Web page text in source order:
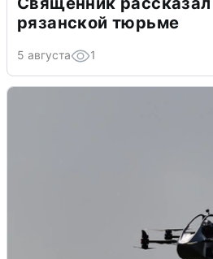
рязанской тюрьме
5 августа 1